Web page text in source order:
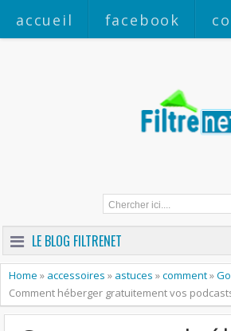
accueil facebook
LE BLOG FILTRENET
Home » accessoires » astuces »comment»
Comment héberger gratuitement vos